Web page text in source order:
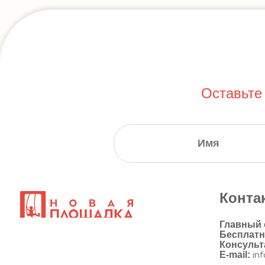
Главный
E-mail: